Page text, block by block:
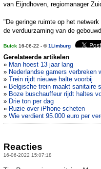
van Eijndhoven, regiomanager
"De geringe ruimte op het
de verduurzaming van de
Buick 16-06-22 - ©1Limburg
Gerelateerde artikelen
» Man hoest 13 jaar lang
» Nederlandse gamers verbreken
» Trein rijdt nieuwe halte voorbij
» Belgische trein maakt sanitaire
» Boze buschauffeur rijdt haltes
» Drie ton per dag
» Ruzie over iPhone scheten
» Wie verdient 95.000 euro per
Reacties
16-06-2022 15:07:18